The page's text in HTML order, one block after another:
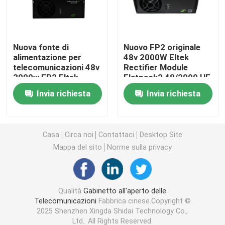
Capo del server di rete
Sistemi di alimentazione elettrica a corrente continua
Modulo rettificatore
Rettificatore a corrente continua da 48 V
Flatpack2 ha integrato la centrale elettrica
Nuova fonte di
alimentazione per
telecomunicazioni 48v
3000w FP2 Eltek
Flatpack 2 48/3000
HE Rectifier Module
Part No. 241119.105
Invia richiesta
Nuovo FP2 originale
48v 2000W Eltek
Rectifier Module
Flatpack2 48/2000 HE
Parte n. 241115.105
In magazzino
Invia richiesta
Casa Circa noi Contattaci
Desktop Site
Mappa del sito
Norme sulla privacy
QualitàGabinetto all'aperto delle
Telecomunicazioni Fabbrica cinese.Copyright ©
2025 Shenzhen Xingda Shidai Technology Co.,
Ltd.. All Rights Reserved.